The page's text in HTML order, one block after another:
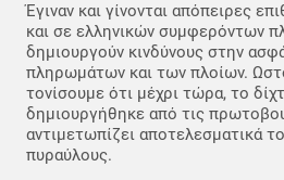
Έγιναν και γίνονται απόπειρες
και σε ελληνικών συμφερόντων
δημιουργούν κινδύνους στην
πληρωμάτων και των πλοίων.
τονίσουμε ότι μέχρι τώρα, το
δημιουργήθηκε από τις
αντιμετωπίζει αποτελεσματικά
πυραύλους.